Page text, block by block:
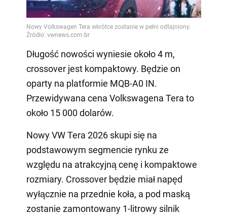
Video
Długość nowości wyniesie około 4 m,
crossover jest kompaktowy. Będzie on
oparty na platformie MQB-A0 IN.
Przewidywana cena Volkswagena Tera to
około 15 000 dolarów.
Nowy VW Tera 2026 skupi się na
podstawowym segmencie rynku ze
względu na atrakcyjną cenę i kompaktowe
rozmiary. Crossover będzie miał napęd
wyłącznie na przednie koła, a pod maską
zostanie zamontowany 1-litrowy silnik